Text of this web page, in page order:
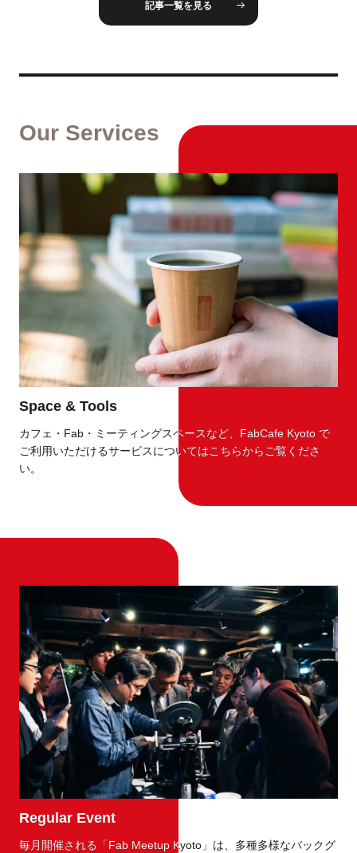
記事一覧を見る
Our Services
Space & Tools
Space & Tools
カフェ・Fab・ミーティングスペースなど、FabCafe Kyoto で
ご利用いただけるサービスについてはこちらからご覧くださ
い。
カフェ・Fab・ミーティングスペースなど、FabCafe Kyoto で
ご利用いただけるサービスについてはこちらからご覧くださ
い。
Space
Regular Event
Regular Event
毎月開催される「Fab Meetup Kyoto」は、多種多様なバックグ
毎月開催される「Fab Meetup Kyoto」は、多種多様なバックグ
Event